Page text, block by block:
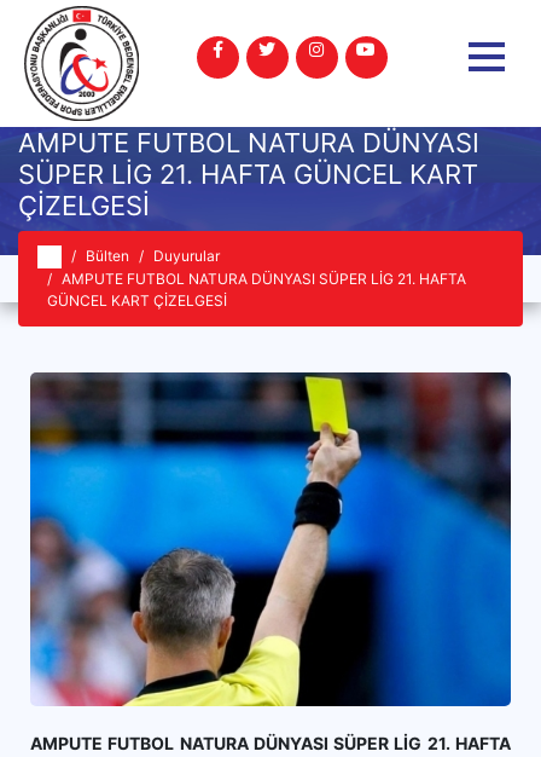
AMPUTE FUTBOL NATURA DÜNYASI
SÜPER LİG 21. HAFTA GÜNCEL KART
ÇİZELGESİ
Bülten
Duyurular
AMPUTE FUTBOL NATURA DÜNYASI SÜPER LİG 21. HAFTA
GÜNCEL KART ÇİZELGESİ
AMPUTE FUTBOL NATURA DÜNYASI SÜPER LİG 21. HAFTA